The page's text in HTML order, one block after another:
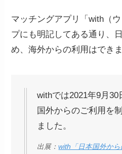
マッチングアプリ「with（
プにも明記してある通り、
め、海外からの利用はできま
withでは2021年9月30
国外からのご利用を
ました。
出展：with「日本国外か